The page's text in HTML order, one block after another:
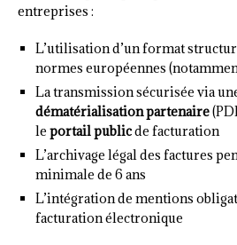
entreprises :
L’utilisation d’un format
normes européennes
La transmission sécurisée via
dématérialisation partenaire
le portail publicde facturation
L’archivage légal des factures
minimale de 6 ans
L’intégration de mentions
facturation électronique